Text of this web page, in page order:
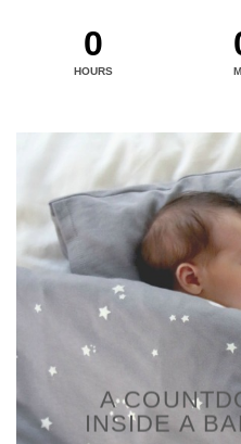
0
HOURS
A
INSIDE A